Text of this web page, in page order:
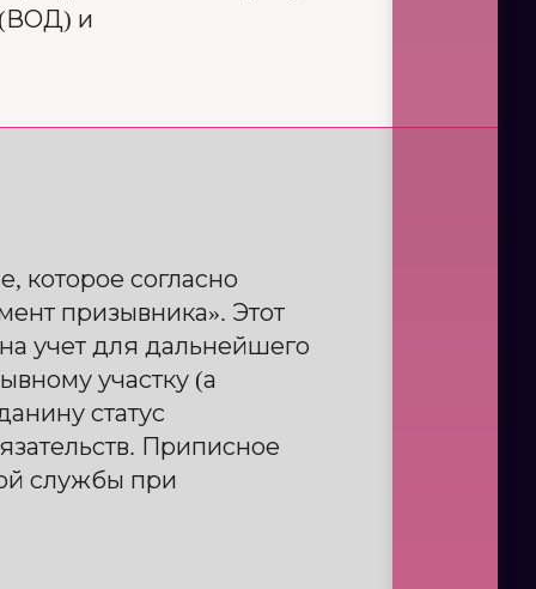
(ВОД) и
которое согласно
призывника». Этот
учет для дальнейшего
участку (а
статус
Приписное
службы при